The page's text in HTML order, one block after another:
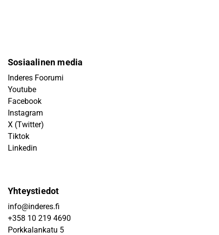
Sosiaalinen media
Inderes Foorumi
Youtube
Facebook
Instagram
X (Twitter)
Tiktok
Linkedin
Yhteystiedot
info@inderes.fi
+358 10 219 4690
Porkkalankatu 5